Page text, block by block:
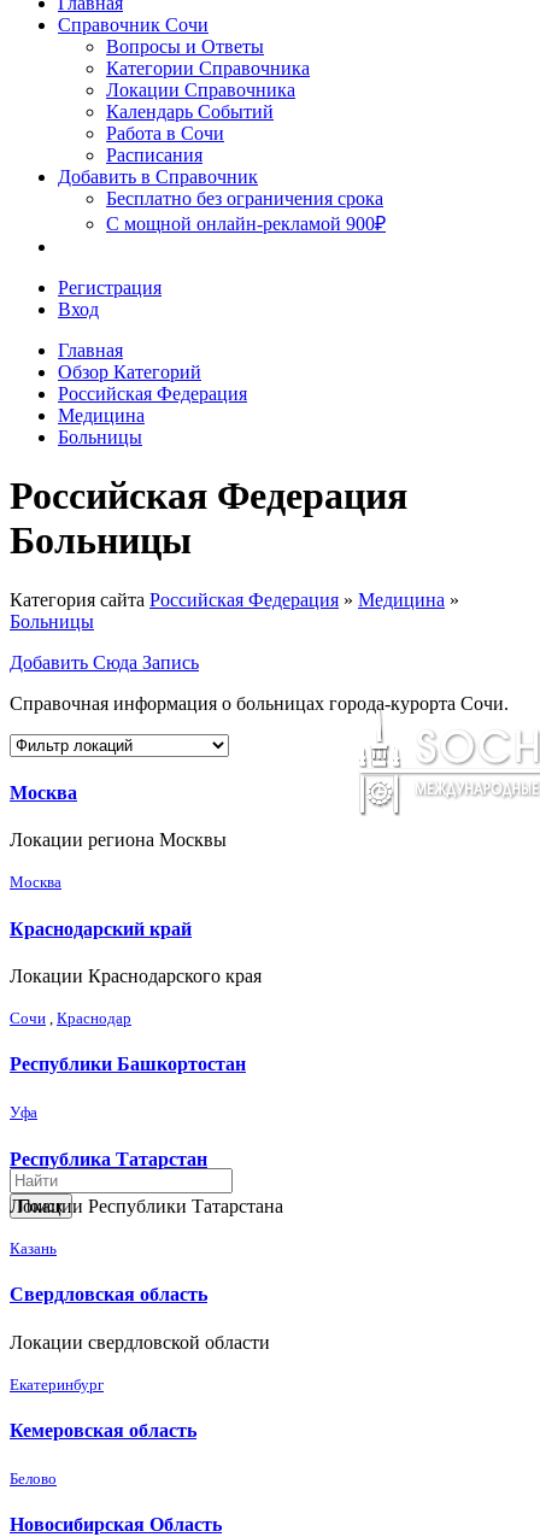
Сочи
Поиск
Справочник Сочи
Вопросы и Ответы
Категории Справочника
Локации Справочника
Календарь Событий
Работа в Сочи
Расписания
Добавить в Справочник
Бесплатно без ограничения срока
С мощной онлайн-рекламой 900₽
Регистрация
Вход
Главная
Обзор Категорий
Российская Федерация
Медицина
Больницы
Российская Федерация
Больницы
Категория сайта Российская Федерация » Медицина »
Больницы
Добавить Сюда Запись
Справочная информация о больницах города-курорта Сочи.
Москва
Локации региона Москвы
Москва
Краснодарский край
Локации Краснодарского края
Сочи Краснодар
Республики Башкортостан
Уфа
Республика Татарстан
Локации Республики Татарстана
Казань
Свердловская область
Локации свердловской области
Екатеринбург
Кемеровская область
Белово
Новосибирская Область